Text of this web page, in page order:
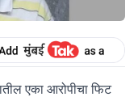
एका आरोपीचा फिट